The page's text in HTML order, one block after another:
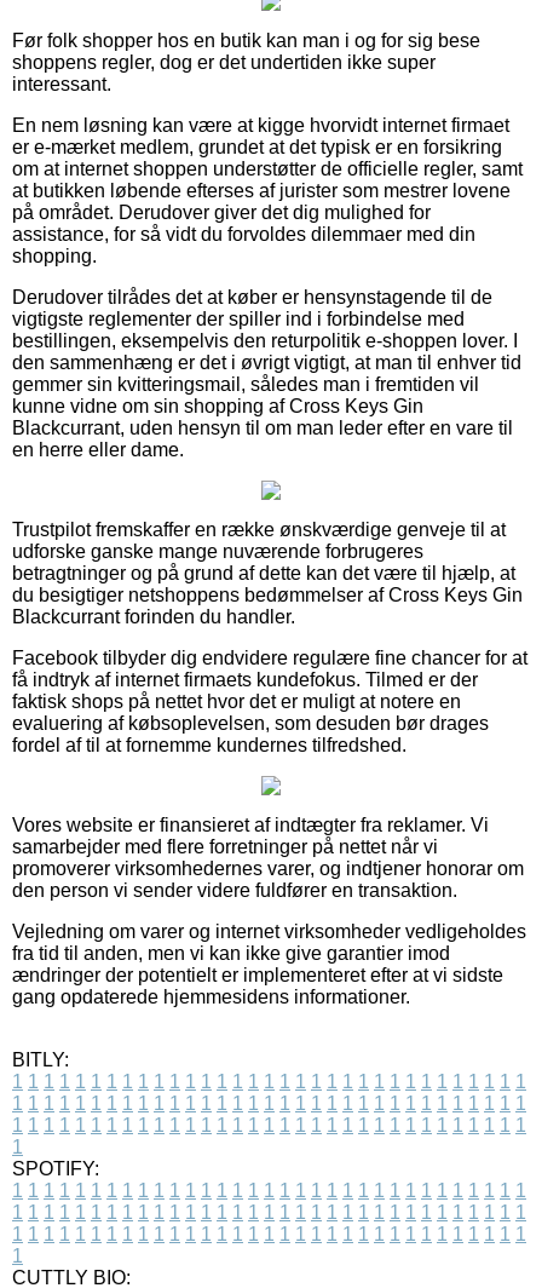
Før folk shopper hos en butik kan man i og for sig bese
shoppens regler, dog er det undertiden ikke super
interessant.
En nem løsning kan være at kigge hvorvidt internet firmaet
er e-mærket medlem, grundet at det typisk er en forsikring
om at internet shoppen understøtter de officielle regler, samt
at butikken løbende efterses af jurister som mestrer lovene
på området. Derudover giver det dig mulighed for
assistance, for så vidt du forvoldes dilemmaer med din
shopping.
Derudover tilrådes det at køber er hensynstagende til de
vigtigste reglementer der spiller ind i forbindelse med
bestillingen, eksempelvis den returpolitik e-shoppen lover. I
den sammenhæng er det i øvrigt vigtigt, at man til enhver tid
gemmer sin kvitteringsmail, således man i fremtiden vil
kunne vidne om sin shopping af Cross Keys Gin
Blackcurrant, uden hensyn til om man leder efter en vare til
en herre eller dame.
Trustpilot fremskaffer en række ønskværdige genveje til at
udforske ganske mange nuværende forbrugeres
betragtninger og på grund af dette kan det være til hjælp, at
du besigtiger netshoppens bedømmelser af Cross Keys Gin
Blackcurrant forinden du handler.
Facebook tilbyder dig endvidere regulære fine chancer for at
få indtryk af internet firmaets kundefokus. Tilmed er der
faktisk shops på nettet hvor det er muligt at notere en
evaluering af købsoplevelsen, som desuden bør drages
fordel af til at fornemme kundernes tilfredshed.
Vores website er finansieret af indtægter fra reklamer. Vi
samarbejder med flere forretninger på nettet når vi
promoverer virksomhedernes varer, og indtjener honorar om
den person vi sender videre fuldfører en transaktion.
Vejledning om varer og internet virksomheder vedligeholdes
fra tid til anden, men vi kan ikke give garantier imod
ændringer der potentielt er implementeret efter at vi sidste
gang opdaterede hjemmesidens informationer.
BITLY:
1 1 1 1 1 1 1 1 1 1 1 1 1 1 1 1 1 1 1 1 1 1 1 1 1 1 1 1 1 1 1 1 1
1 1 1 1 1 1 1 1 1 1 1 1 1 1 1 1 1 1 1 1 1 1 1 1 1 1 1 1 1 1 1 1 1
1 1 1 1 1 1 1 1 1 1 1 1 1 1 1 1 1 1 1 1 1 1 1 1 1 1 1 1 1 1 1 1 1
1
SPOTIFY:
1 1 1 1 1 1 1 1 1 1 1 1 1 1 1 1 1 1 1 1 1 1 1 1 1 1 1 1 1 1 1 1 1
1 1 1 1 1 1 1 1 1 1 1 1 1 1 1 1 1 1 1 1 1 1 1 1 1 1 1 1 1 1 1 1 1
1 1 1 1 1 1 1 1 1 1 1 1 1 1 1 1 1 1 1 1 1 1 1 1 1 1 1 1 1 1 1 1 1
1
CUTTLY BIO: